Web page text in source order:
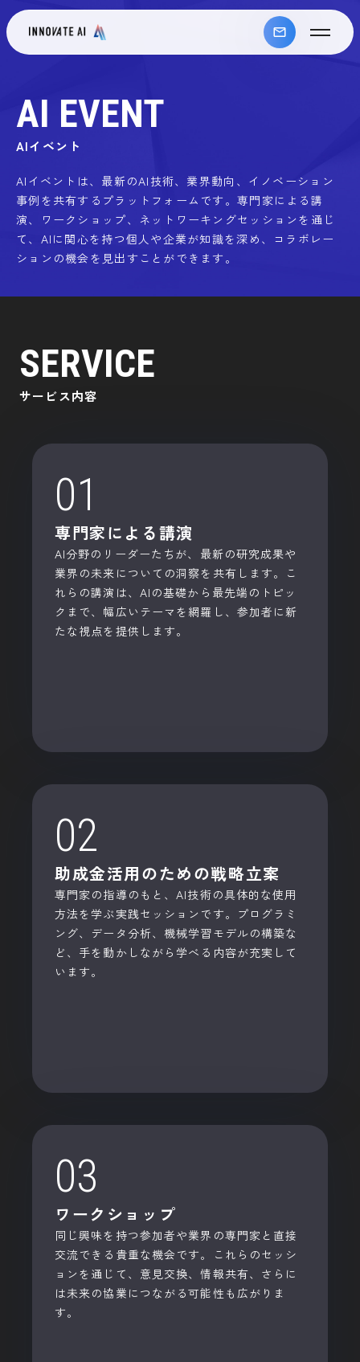
お問い合わせ
AI EVENT
AIイベント
AIイベントは、最新のAI技術、業界動向、イノベーション
事例を共有するプラットフォームです。専門家による講
演、ワークショップ、ネットワーキングセッションを通じ
て、AIに関心を持つ個人や企業が知識を深め、コラボレー
ションの機会を見出すことができます。
SERVICE
SERVICE
サービス内容
01
専門家による講演
AI分野のリーダーたちが、最新の研究成果や
業界の未来についての洞察を共有します。こ
れらの講演は、AIの基礎から最先端のトピッ
クまで、幅広いテーマを網羅し、参加者に新
たな視点を提供します。
02
助成金活用のための戦略立案
専門家の指導のもと、AI技術の具体的な使用
方法を学ぶ実践セッションです。プログラミ
ング、データ分析、機械学習モデルの構築な
ど、手を動かしながら学べる内容が充実して
います。
03
ワークショップ
同じ興味を持つ参加者や業界の専門家と直接
交流できる貴重な機会です。これらのセッシ
ョンを通じて、意見交換、情報共有、さらに
は未来の協業につながる可能性も広がりま
す。